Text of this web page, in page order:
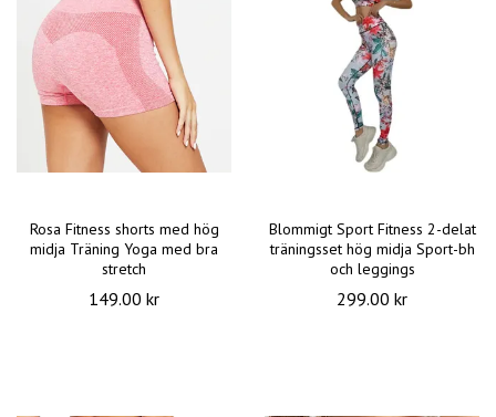
Rosa Fitness shorts med hög
midja Träning Yoga med bra
stretch
149.00 kr
Blommigt Sport Fitness 2-delat
träningsset hög midja Sport-bh
och leggings
299.00 kr